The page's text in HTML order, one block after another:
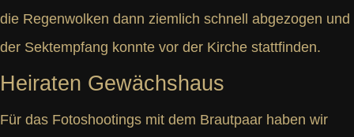
die Regenwolken dann ziemlich schnell abgezogen und
der Sektempfang konnte vor der Kirche stattfinden.
Heiraten Gewächshaus
Für das Fotoshootings mit dem Brautpaar haben wir